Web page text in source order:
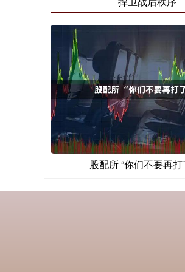
股配所 “你们不要再打